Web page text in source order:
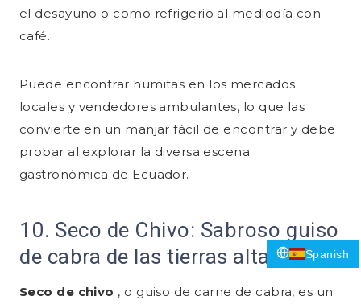
el desayuno o como refrigerio al mediodía con
café.
Puede encontrar humitas en los mercados
locales y vendedores ambulantes, lo que las
convierte en un manjar fácil de encontrar y debe
probar al explorar la diversa escena
gastronómica de Ecuador.
10. Seco de Chivo: Sabroso guiso
de cabra de las tierras altas
Seco de chivo , o guiso de carne de cabra, es un
Spanish